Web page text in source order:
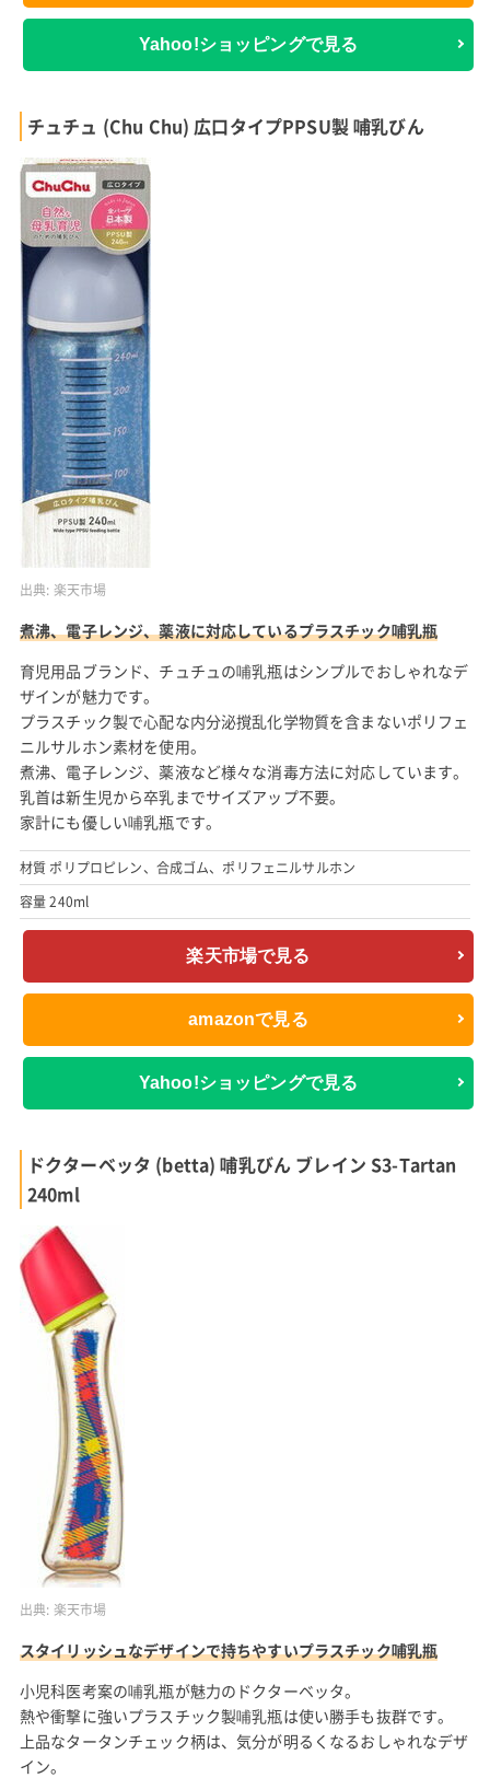
Yahoo!ショッピングで見る
チュチュ (Chu Chu) 広口タイプPPSU製 哺乳びん
出典: 楽天市場
煮沸、電子レンジ、薬液に対応しているプラスチック哺乳瓶
育児用品ブランド、チュチュの哺乳瓶はシンプルでおしゃれなデ
ザインが魅力です。
プラスチック製で心配な内分泌撹乱化学物質を含まないポリフェ
ニルサルホン素材を使用。
煮沸、電子レンジ、薬液など様々な消毒方法に対応しています。
乳首は新生児から卒乳までサイズアップ不要。
家計にも優しい哺乳瓶です。
材質 ポリプロピレン、合成ゴム、ポリフェニルサルホン
容量 240ml
楽天市場で見る
amazonで見る
Yahoo!ショッピングで見る
ドクターベッタ (betta) 哺乳びん ブレイン S3-Tartan
240ml
出典: 楽天市場
スタイリッシュなデザインで持ちやすいプラスチック哺乳瓶
小児科医考案の哺乳瓶が魅力のドクターベッタ。
熱や衝撃に強いプラスチック製哺乳瓶は使い勝手も抜群です。
上品なタータンチェック柄は、気分が明るくなるおしゃれなデザ
イン。